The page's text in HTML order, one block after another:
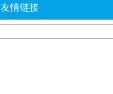
友情链接